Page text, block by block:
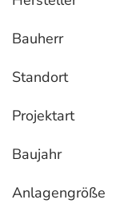
Bauherr
Standort
Projektart
Baujahr
Anlagengröße